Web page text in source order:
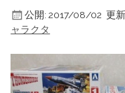
公開: 2017/08/02 更
ャラクタ